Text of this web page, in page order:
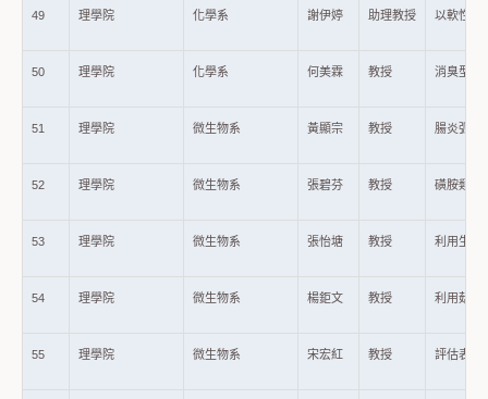
49 理學院 化學系 謝伊婷 助理教授 以軟性模
50 理學院 化學系 何美霖 教授 消臭型綠
51 理學院 微生物系 黃顯宗 教授 腸炎弧菌
52 理學院 微生物系 張碧芬 教授 磺胺類抗
53 理學院 微生物系 張怡塘 教授 利用生物
54 理學院 微生物系 楊鉅文 教授 利用菇類
55 理學院 微生物系 宋宏紅 教授 評估表現